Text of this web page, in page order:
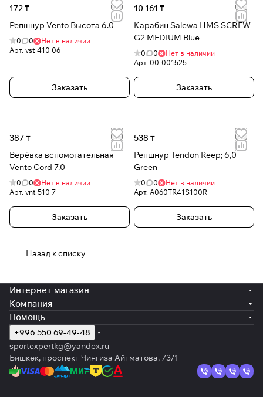
172 ₸
Репшнур Vento Высота 6.0
0 0
Нет в наличии
Арт. vst 410 06
Заказать
10 161 ₸
Карабин Salewa HMS SCREW
G2 MEDIUM Blue
0 0
Нет в наличии
Арт. 00-001525
Заказать
387 ₸
Верёвка вспомогательная
Vento Cord 7.0
0 0
Нет в наличии
Арт. vnt 510 7
Заказать
538 ₸
Репшнур Tendon Reep; 6,0
Green
0 0
Нет в наличии
Арт. A060TR41S100R
Заказать
Назад к списку
Интернет-магазин
Компания
Помощь
+996 550 69-49-48
sportexpertkg@yandex.ru
Бишкек, проспект Чингиза Айтматова, 73/1